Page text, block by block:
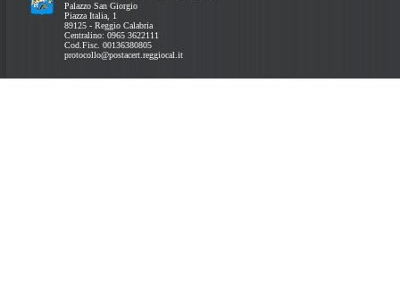
Palazzo San Giorgio
Piazza Italia, 1
89125 - Reggio Calabria
Centralino: 0965 3622111
Cod.Fisc. 00136380805
protocollo@postacert.reggiocal.it